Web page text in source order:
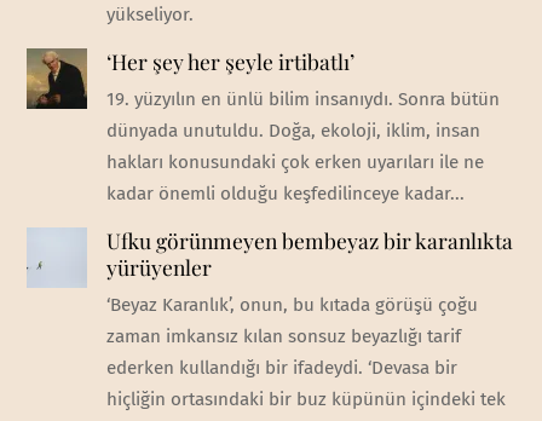
yükseliyor.
‘Her şey her şeyle irtibatlı’
19. yüzyılın en ünlü bilim insanıydı. Sonra bütün
dünyada unutuldu. Doğa, ekoloji, iklim, insan
hakları konusundaki çok erken uyarıları ile ne
kadar önemli olduğu keşfedilinceye kadar...
Ufku görünmeyen bembeyaz bir karanlıkta
yürüyenler
‘Beyaz Karanlık’, onun, bu kıtada görüşü çoğu
zaman imkansız kılan sonsuz beyazlığı tarif
ederken kullandığı bir ifadeydi. ‘Devasa bir
hiçliğin ortasındaki bir buz küpünün içindeki tek